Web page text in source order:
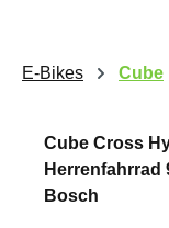
E-Bikes Cube
Cube Cross
Herrenfahrrad
Bosch